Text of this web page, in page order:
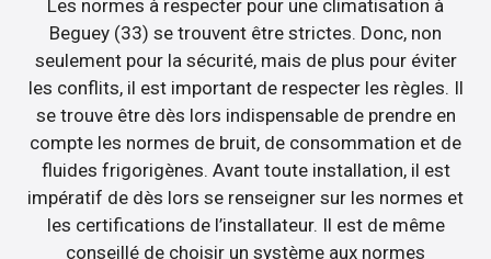
Les normes à respecter pour une climatisation à
Beguey (33) se trouvent être strictes. Donc, non
seulement pour la sécurité, mais de plus pour éviter
les conflits, il est important de respecter les règles. Il
se trouve être dès lors indispensable de prendre en
compte les normes de bruit, de consommation et de
fluides frigorigènes. Avant toute installation, il est
impératif de dès lors se renseigner sur les normes et
les certifications de l’installateur. Il est de même
conseillé de choisir un système aux normes